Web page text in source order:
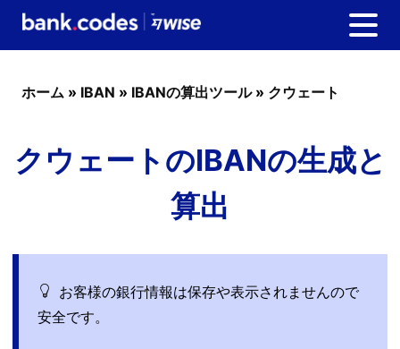
ホーム » IBAN » IBANの算出ツール» クウェート
クウェートのIBANの生成と
算出
お客様の銀行情報は保存や表示されませんので
安全です。